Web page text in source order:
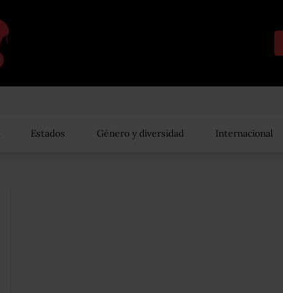
Estados Género y diversidad Internacional